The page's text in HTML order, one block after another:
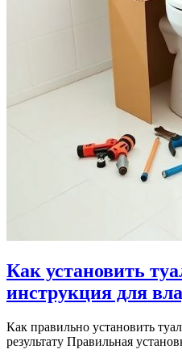
Как установить
инструкция для
Как правильно установить
результату Правильная